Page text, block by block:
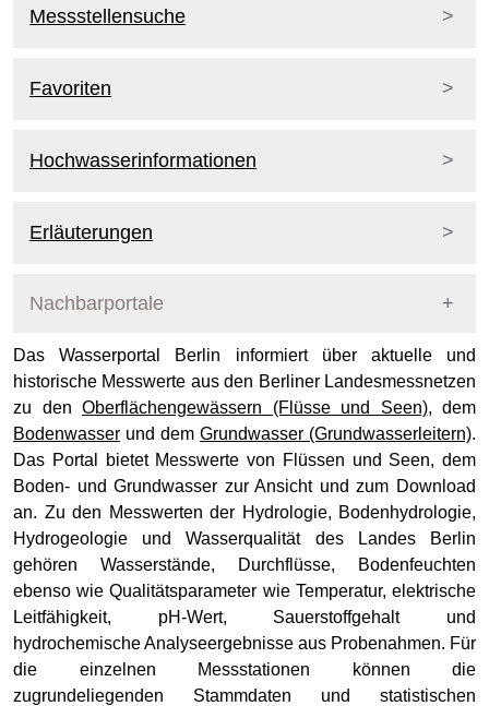
Bodenfeuchte u. Bodentemperatur
Wasserstand
Pegel Brandenburg
Pegel der WSV
Messstellensuche
Favoriten
Hochwasserinformationen
Erläuterungen
Nachbarportale
Oberflächengewässer
Länderübergreifendes Hochwasserportal
Meine Pegel App
PEGELONLINE (wsv.de)
Pegelportal Brandenburg
Auskunftsplattform Wasser Brandenburg
Pegelportal Mecklenburg-Vorpommern
Wasserqualität
Wassergütemessnetz Brandenburg
Grundwasser
Grundwasser
Das Wasserportal Berlin informiert über aktuelle und
historische Messwerte aus den Berliner Landesmessnetzen
zu den Oberflächengewässern (Flüsse und Seen), dem
Bodenwasser und dem Grundwasser (Grundwasserleitern).
Das Portal bietet Messwerte von Flüssen und Seen, dem
Boden- und Grundwasser zur Ansicht und zum Download
an. Zu den Messwerten der Hydrologie, Bodenhydrologie,
Hydrogeologie und Wasserqualität des Landes Berlin
gehören Wasserstände, Durchflüsse, Bodenfeuchten
ebenso wie Qualitätsparameter wie Temperatur, elektrische
Leitfähigkeit, pH-Wert, Sauerstoffgehalt und
hydrochemische Analyseergebnisse aus Probenahmen. Für
die einzelnen Messstationen können die
zugrundeliegenden Stammdaten und statistischen